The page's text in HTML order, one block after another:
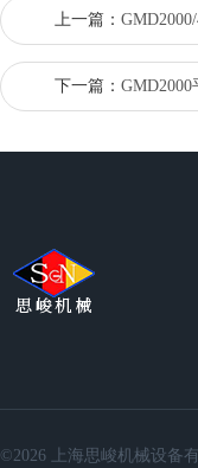
上一篇：
下一篇：
©2026 上海思峻机械设备